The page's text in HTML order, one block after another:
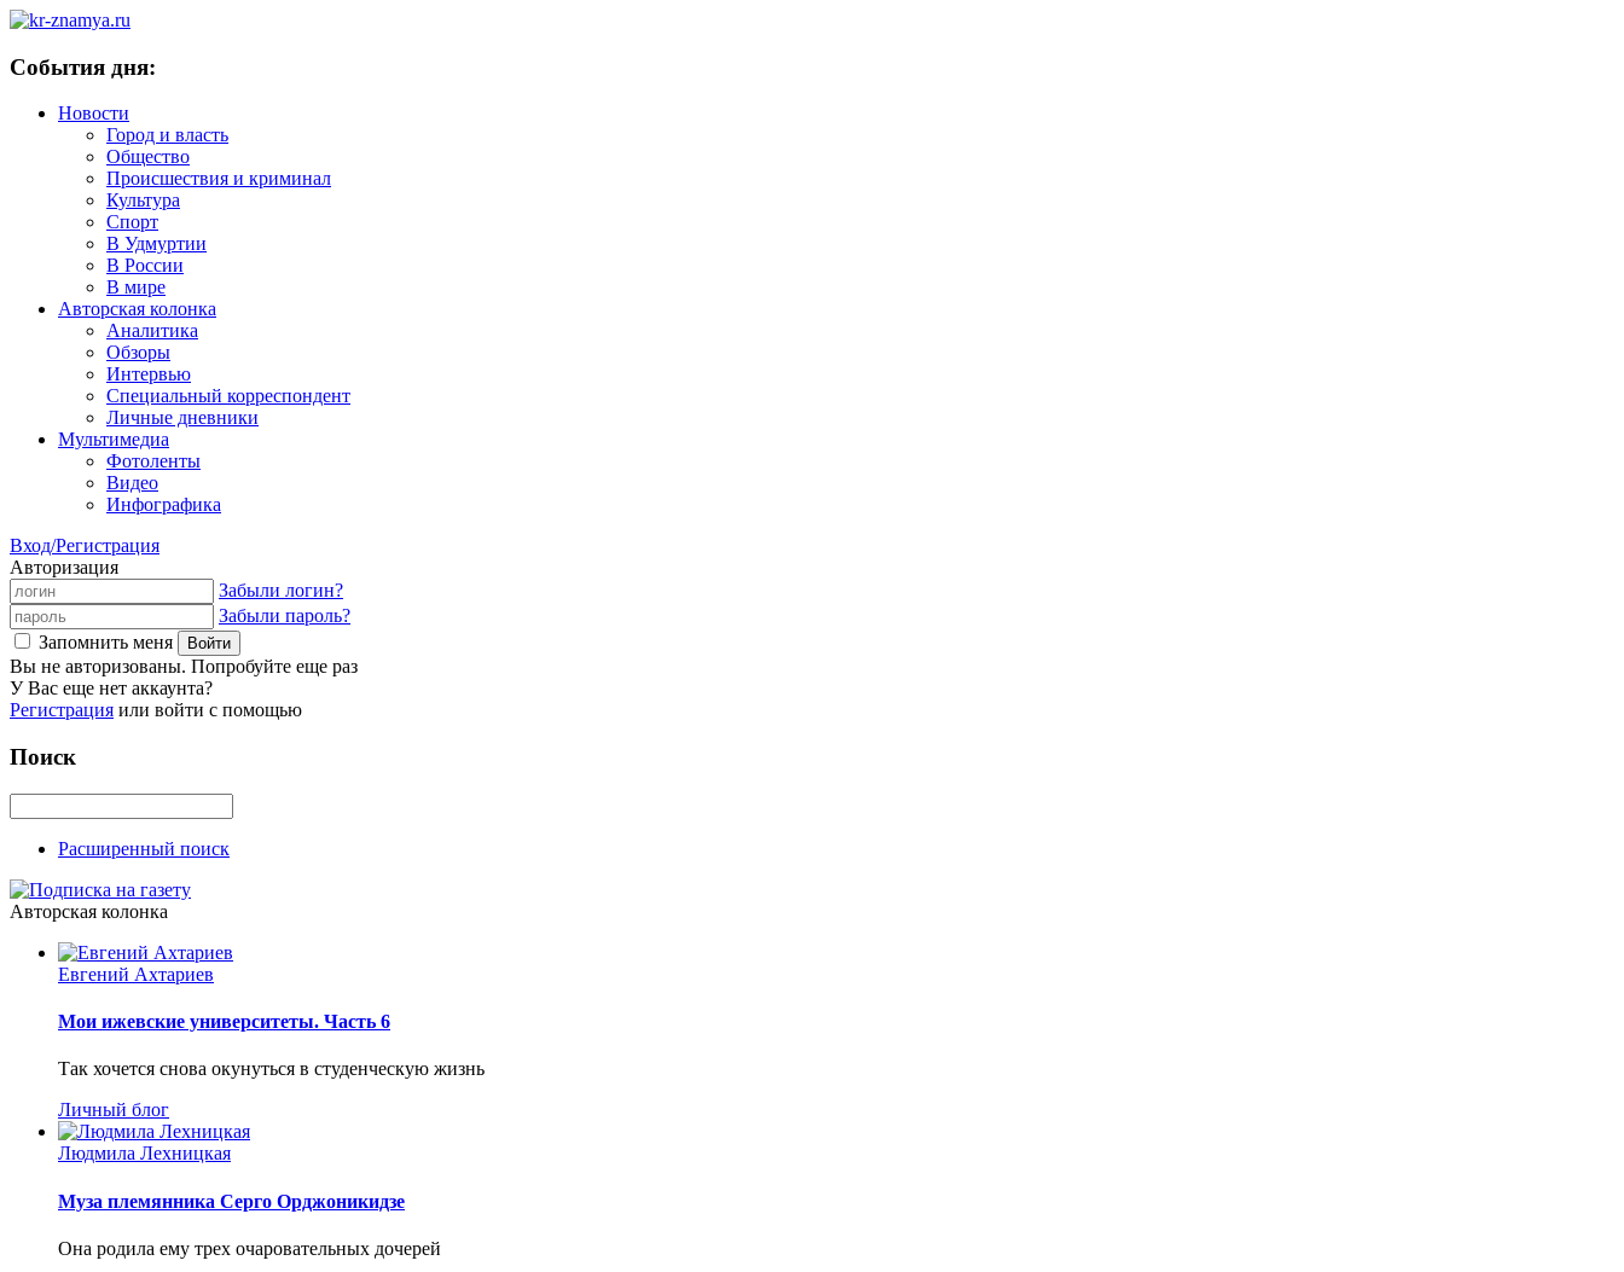
События дня:
Новости
Город и власть
Общество
Происшествия и криминал
Культура
Спорт
В Удмуртии
В России
В мире
Авторская колонка
Аналитика
Обзоры
Интервью
Специальный корреспондент
Личные дневники
Мультимедиа
Фотоленты
Видео
Инфографика
Вход/Регистрация
Авторизация
Забыли логин?
Забыли пароль?
Запомнить меня
Вы не авторизованы. Попробуйте еще раз
У Вас еще нет аккаунта?
Регистрация или войти с помощью
Поиск
Расширенный поиск
Авторская колонка
Евгений Ахтариев
Мои ижевские университеты. Часть 6
Так хочется снова окунуться в студенческую жизнь
Личный блог
Людмила Лехницкая
Муза племянника Серго Орджоникидзе
Она родила ему трех очаровательных дочерей